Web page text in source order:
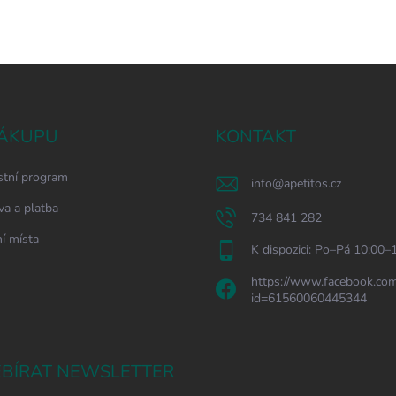
program
a platba
místa
KONTAKT
info@apetitos.cz
734 841 282
K dispozici: Po–Pá
https://
id=61560060445344
NEWSLETTER